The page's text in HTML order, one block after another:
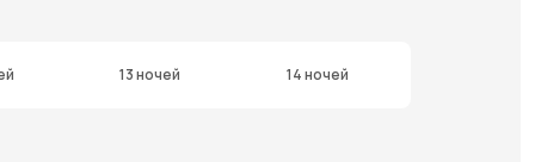
13 ночей 14 ночей